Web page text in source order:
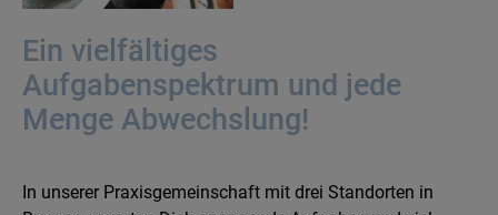
Ein vielfältiges
Aufgabenspektrum und jede
Menge Abwechslung!
In unserer Praxisgemeinschaft mit drei Standorten in